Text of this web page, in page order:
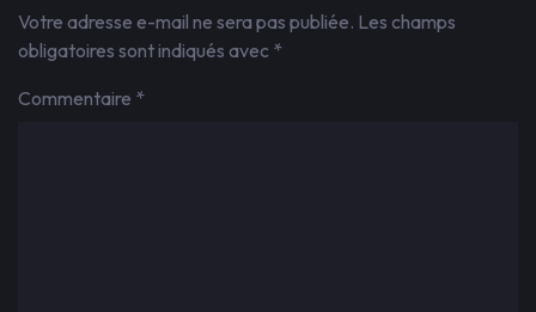
Votre adresse e-mail ne sera pas publiée. Les champs
obligatoires sont indiqués avec *
Commentaire *